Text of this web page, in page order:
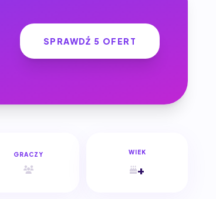
SPRAWDŹ 5 OFERT
GRACZY WIEK
+